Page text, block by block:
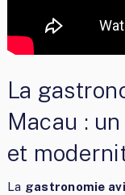
La
Macau :
et
La gastronomie